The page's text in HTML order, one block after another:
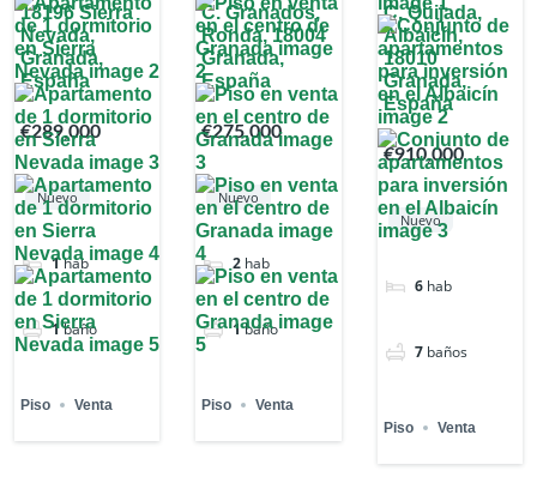
18196 Sierra
Nevada,
Granada,
España
€289,000
Nuevo
1hab
1baño
Piso Venta
C. Granados,
Ronda, 18004
Granada,
España
€275,000
Nuevo
2 hab
1baño
Piso Venta
C. Quijada,
Albaicín,
18010
Granada,
España
€910,000
Nuevo
6 hab
7 baños
Piso Venta